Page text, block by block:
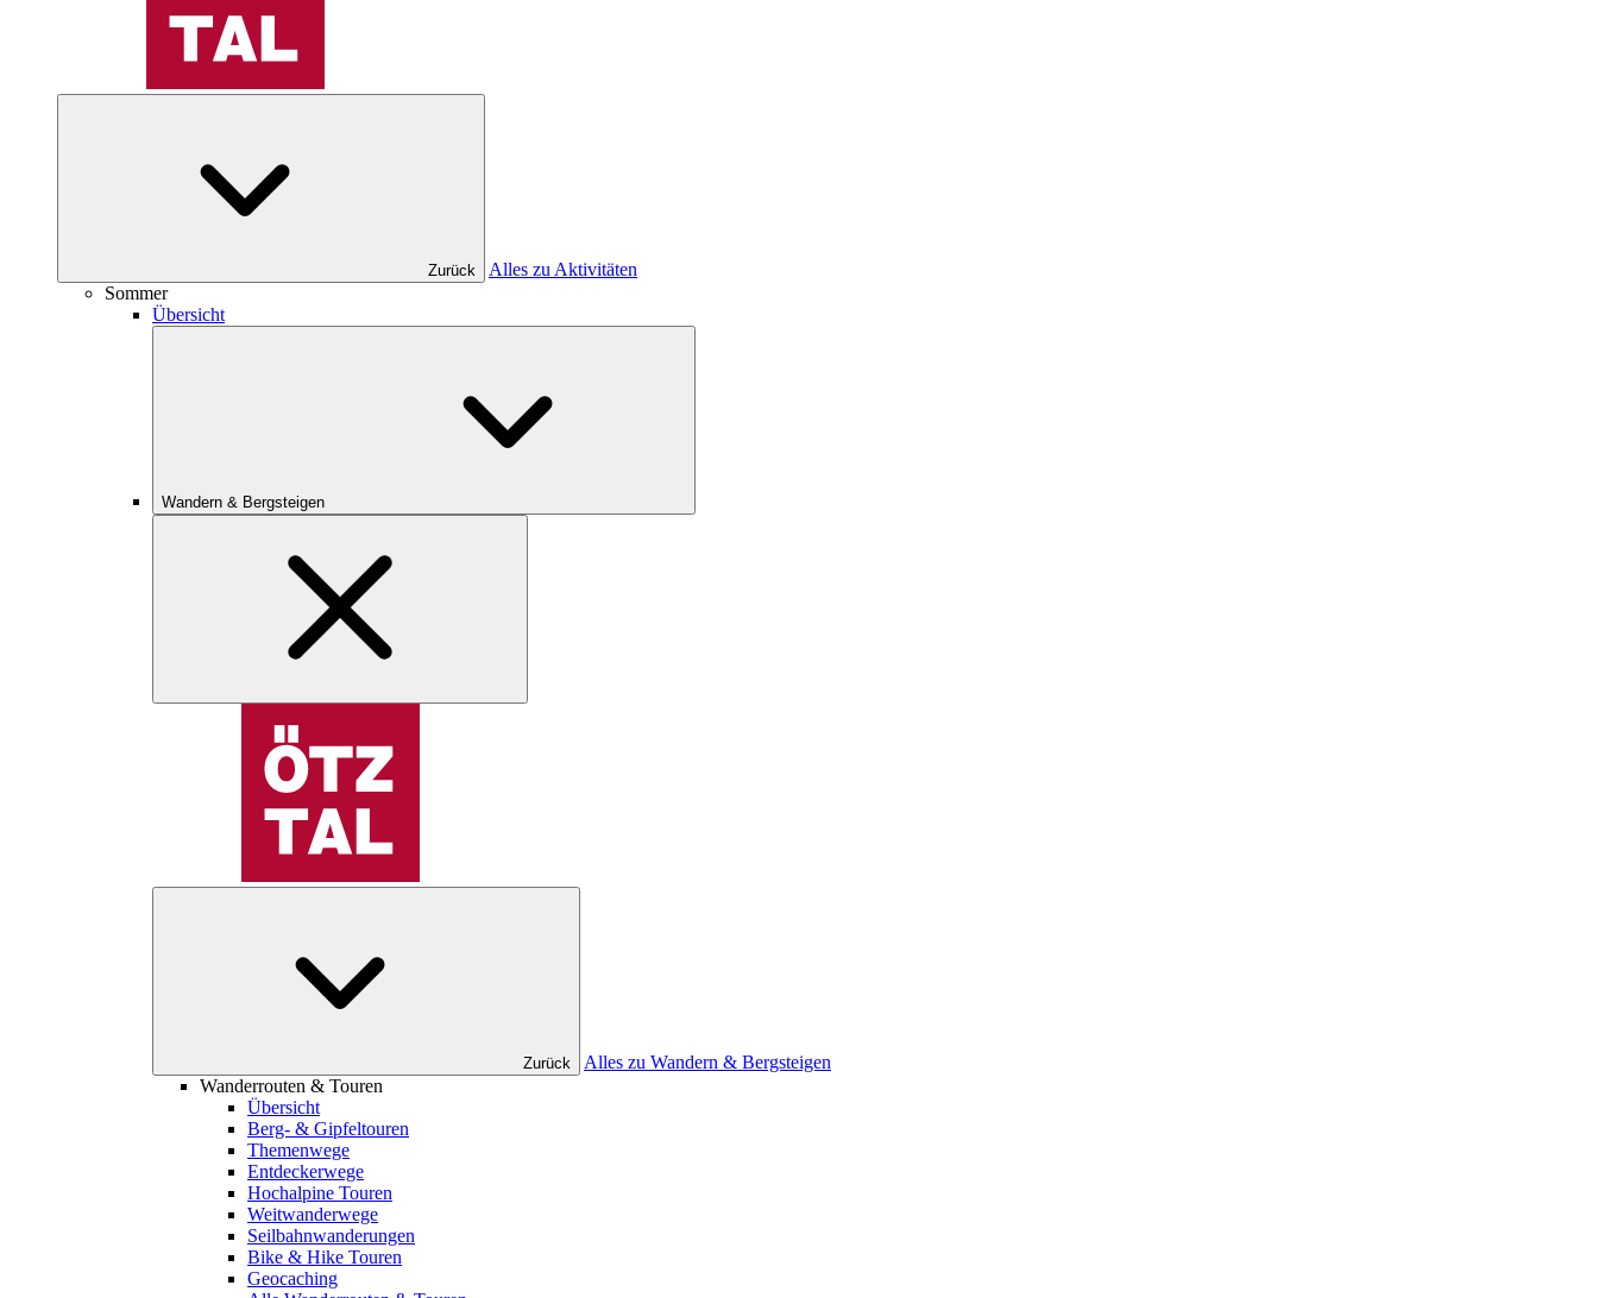
Zurück
Alles zu Aktivitäten
Sommer
Übersicht
Wandern & Bergsteigen
Zurück
Alles zu Wandern & Bergsteigen
Wanderrouten & Touren
Übersicht
Berg- & Gipfeltouren
Themenwege
Entdeckerwege
Hochalpine Touren
Weitwanderwege
Seilbahnwanderungen
Bike & Hike Touren
Geocaching